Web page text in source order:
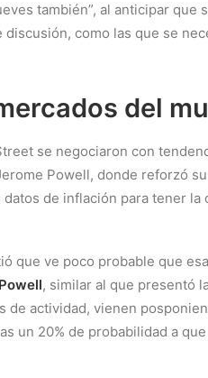
también”, al anticipar que
como las que se
del
se negociaron con
Powell, donde reforzó
de inflación para tener
que ve poco probable que
, similar al que presentó
de actividad, vienen
un 20% de probabilidad a